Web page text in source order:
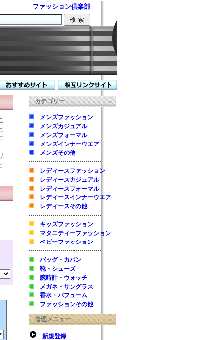
ファッション倶楽部
カテゴリー
メンズファッション
メンズカジュアル
メンズフォーマル
メンズインナーウエア
メンズその他
レディースファッション
レディースカジュアル
レディースフォーマル
レディースインナーウエア
レディースその他
キッズファッション
マタニティーファッション
ベビーファッション
バッグ・カバン
靴・シューズ
腕時計・ウォッチ
メガネ・サングラス
香水・パフューム
ファッションその他
管理メニュー
新規登録